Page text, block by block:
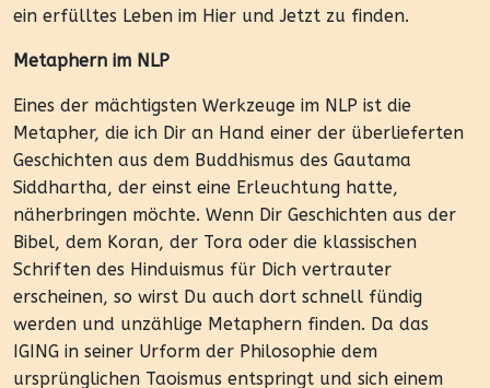
ein erfülltes Leben im Hier und Jetzt zu finden.
Metaphern im NLP
Eines der mächtigsten Werkzeuge im NLP ist die
Metapher, die ich Dir an Hand einer der überlieferten
Geschichten aus dem Buddhismus des Gautama
Siddhartha, der einst eine Erleuchtung hatte,
näherbringen möchte. Wenn Dir Geschichten aus der
Bibel, dem Koran, der Tora oder die klassischen
Schriften des Hinduismus für Dich vertrauter
erscheinen, so wirst Du auch dort schnell fündig
werden und unzählige Metaphern finden. Da das
IGING in seiner Urform der Philosophie dem
ursprünglichen Taoismus entspringt und sich einem